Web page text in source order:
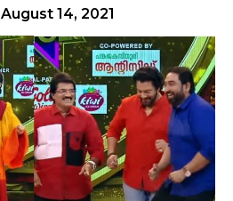
August 14, 2021